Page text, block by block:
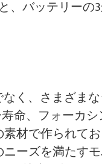
、バッテリーの
なく、さまざま
命、フォーカ
材で作られて
ーズを満たす